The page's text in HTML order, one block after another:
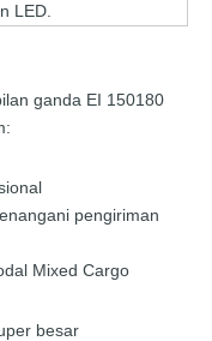
LED.
ganda EI 150180
pengiriman
Mixed Cargo
besar